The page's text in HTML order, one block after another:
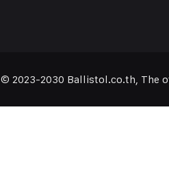
© 2023-2030 Ballistol.co.th, The